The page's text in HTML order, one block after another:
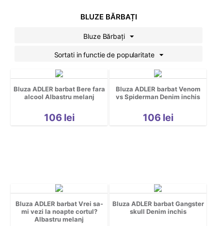
Filme si Seriale
Geek
Gravide
pentru copii
Personaje
personalizate
BLUZE BĂRBAȚI
Bluze Bărbați
Sortati in functie de popularitate
Bluza ADLER barbat Bere fara
alcool Albastru melanj
106 lei
Bluza ADLER barbat Venom
vs Spiderman Denim inchis
106 lei
Bluza ADLER barbat Vrei sa-
mi vezi la noapte cortul?
Albastru melanj
Bluza ADLER barbat Gangster
skull Denim inchis